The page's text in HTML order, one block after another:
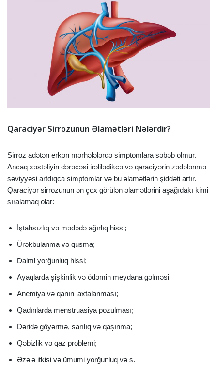
Qaraciyər Sirrozunun Əlamətləri Nələrdir?
Sirroz adətən erkən mərhələlərdə simptomlara səbəb olmur.
Ancaq xəstəliyin dərəcəsi irəlilədikcə və qaraciyərin zədələnmə
səviyyəsi artdıqca simptomlar və bu əlamətlərin şiddəti artır.
Qaraciyər sirrozunun ən çox görülən əlamətlərini aşağıdakı kimi
sıralamaq olar:
İştahsızlıq və mədədə ağırlıq hissi;
Ürəkbulanma və qusma;
Daimi yorğunluq hissi;
Ayaqlarda şişkinlik və ödəmin meydana gəlməsi;
Anemiya və qanın laxtalanması;
Qadınlarda menstruasiya pozulması;
Dəridə göyərmə, sarılıq və qaşınma;
Qəbizlik və qaz problemi;
Əzələ itkisi və ümumi yorğunluq və s.